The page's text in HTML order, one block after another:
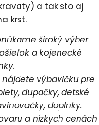
a takisto aj
krst.
široký výber
a kojenecké
výbavičku pre
dupačky, detské
doplnky.
a nízkych cenách